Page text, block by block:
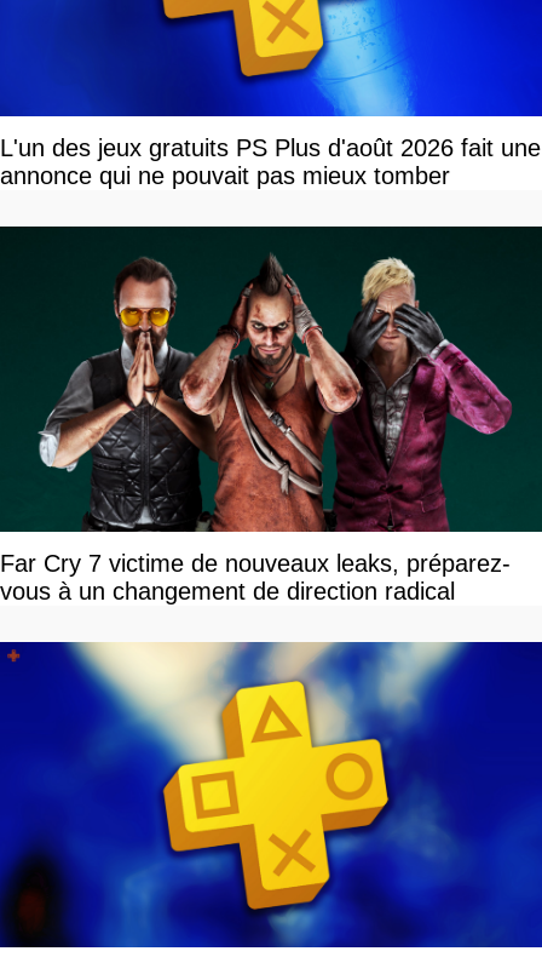
L'un des jeux gratuits PS Plus d'août 2026 fait une
annonce qui ne pouvait pas mieux tomber
Far Cry 7 victime de nouveaux leaks, préparez-
vous à un changement de direction radical